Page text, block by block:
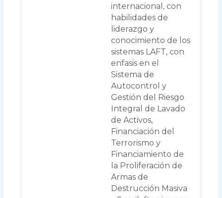
internacional, con
habilidades de
liderazgo y
conocimiento de los
sistemas LAFT, con
enfasis en el
Sistema de
Autocontrol y
Gestión del Riesgo
Integral de Lavado
de Activos,
Financiación del
Terrorismo y
Financiamiento de
la Proliferación de
Armas de
Destrucción Masiva